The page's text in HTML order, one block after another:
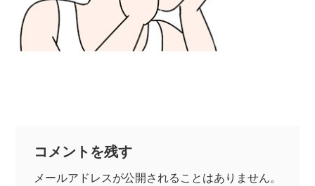
コメントを残す
メールアドレスが公開されることはありません。